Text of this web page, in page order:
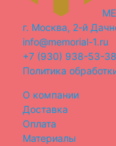
г. Москва, 2-й
info@memorial-1.ru
+7 (930) 938-53-38
Политика
О компании
Доставка
Оплата
Материалы